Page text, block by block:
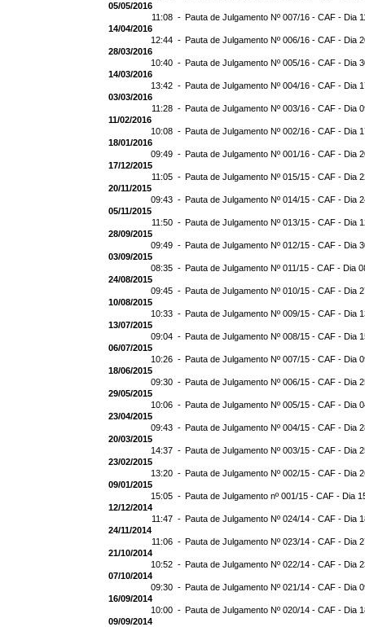
05/05/2016
11:08 - Pauta de Julgamento Nº 007/16 - CAF - Dia
14/04/2016
12:44 - Pauta de Julgamento Nº 006/16 - CAF - Dia
28/03/2016
10:40 - Pauta de Julgamento Nº 005/16 - CAF - Dia
14/03/2016
13:42 - Pauta de Julgamento Nº 004/16 - CAF - Dia
03/03/2016
11:28 - Pauta de Julgamento Nº 003/16 - CAF - Dia
11/02/2016
10:08 - Pauta de Julgamento Nº 002/16 - CAF - Dia
18/01/2016
09:49 - Pauta de Julgamento Nº 001/16 - CAF - Dia
17/12/2015
11:05 - Pauta de Julgamento Nº 015/15 - CAF - Dia
20/11/2015
09:43 - Pauta de Julgamento Nº 014/15 - CAF - Dia
05/11/2015
11:50 - Pauta de Julgamento Nº 013/15 - CAF - Dia
28/09/2015
09:49 - Pauta de Julgamento Nº 012/15 - CAF - Dia
03/09/2015
08:35 - Pauta de Julgamento Nº 011/15 - CAF - Dia
24/08/2015
09:45 - Pauta de Julgamento Nº 010/15 - CAF - Dia
10/08/2015
10:33 - Pauta de Julgamento Nº 009/15 - CAF - Dia
13/07/2015
09:04 - Pauta de Julgamento Nº 008/15 - CAF - Dia
06/07/2015
10:26 - Pauta de Julgamento Nº 007/15 - CAF - Dia
18/06/2015
09:30 - Pauta de Julgamento Nº 006/15 - CAF - Dia
29/05/2015
10:06 - Pauta de Julgamento Nº 005/15 - CAF - Dia
23/04/2015
09:43 - Pauta de Julgamento Nº 004/15 - CAF - Dia
20/03/2015
14:37 - Pauta de Julgamento Nº 003/15 - CAF - Dia
23/02/2015
13:20 - Pauta de Julgamento Nº 002/15 - CAF - Dia
09/01/2015
15:05 - Pauta de Julgamento nº 001/15 - CAF - Dia
12/12/2014
11:47 - Pauta de Julgamento Nº 024/14 - CAF - Dia
24/11/2014
11:06 - Pauta de Julgamento Nº 023/14 - CAF - Dia
21/10/2014
10:52 - Pauta de Julgamento Nº 022/14 - CAF - Dia
07/10/2014
09:30 - Pauta de Julgamento Nº 021/14 - CAF - Dia
16/09/2014
10:00 - Pauta de Julgamento Nº 020/14 - CAF - Dia
09/09/2014